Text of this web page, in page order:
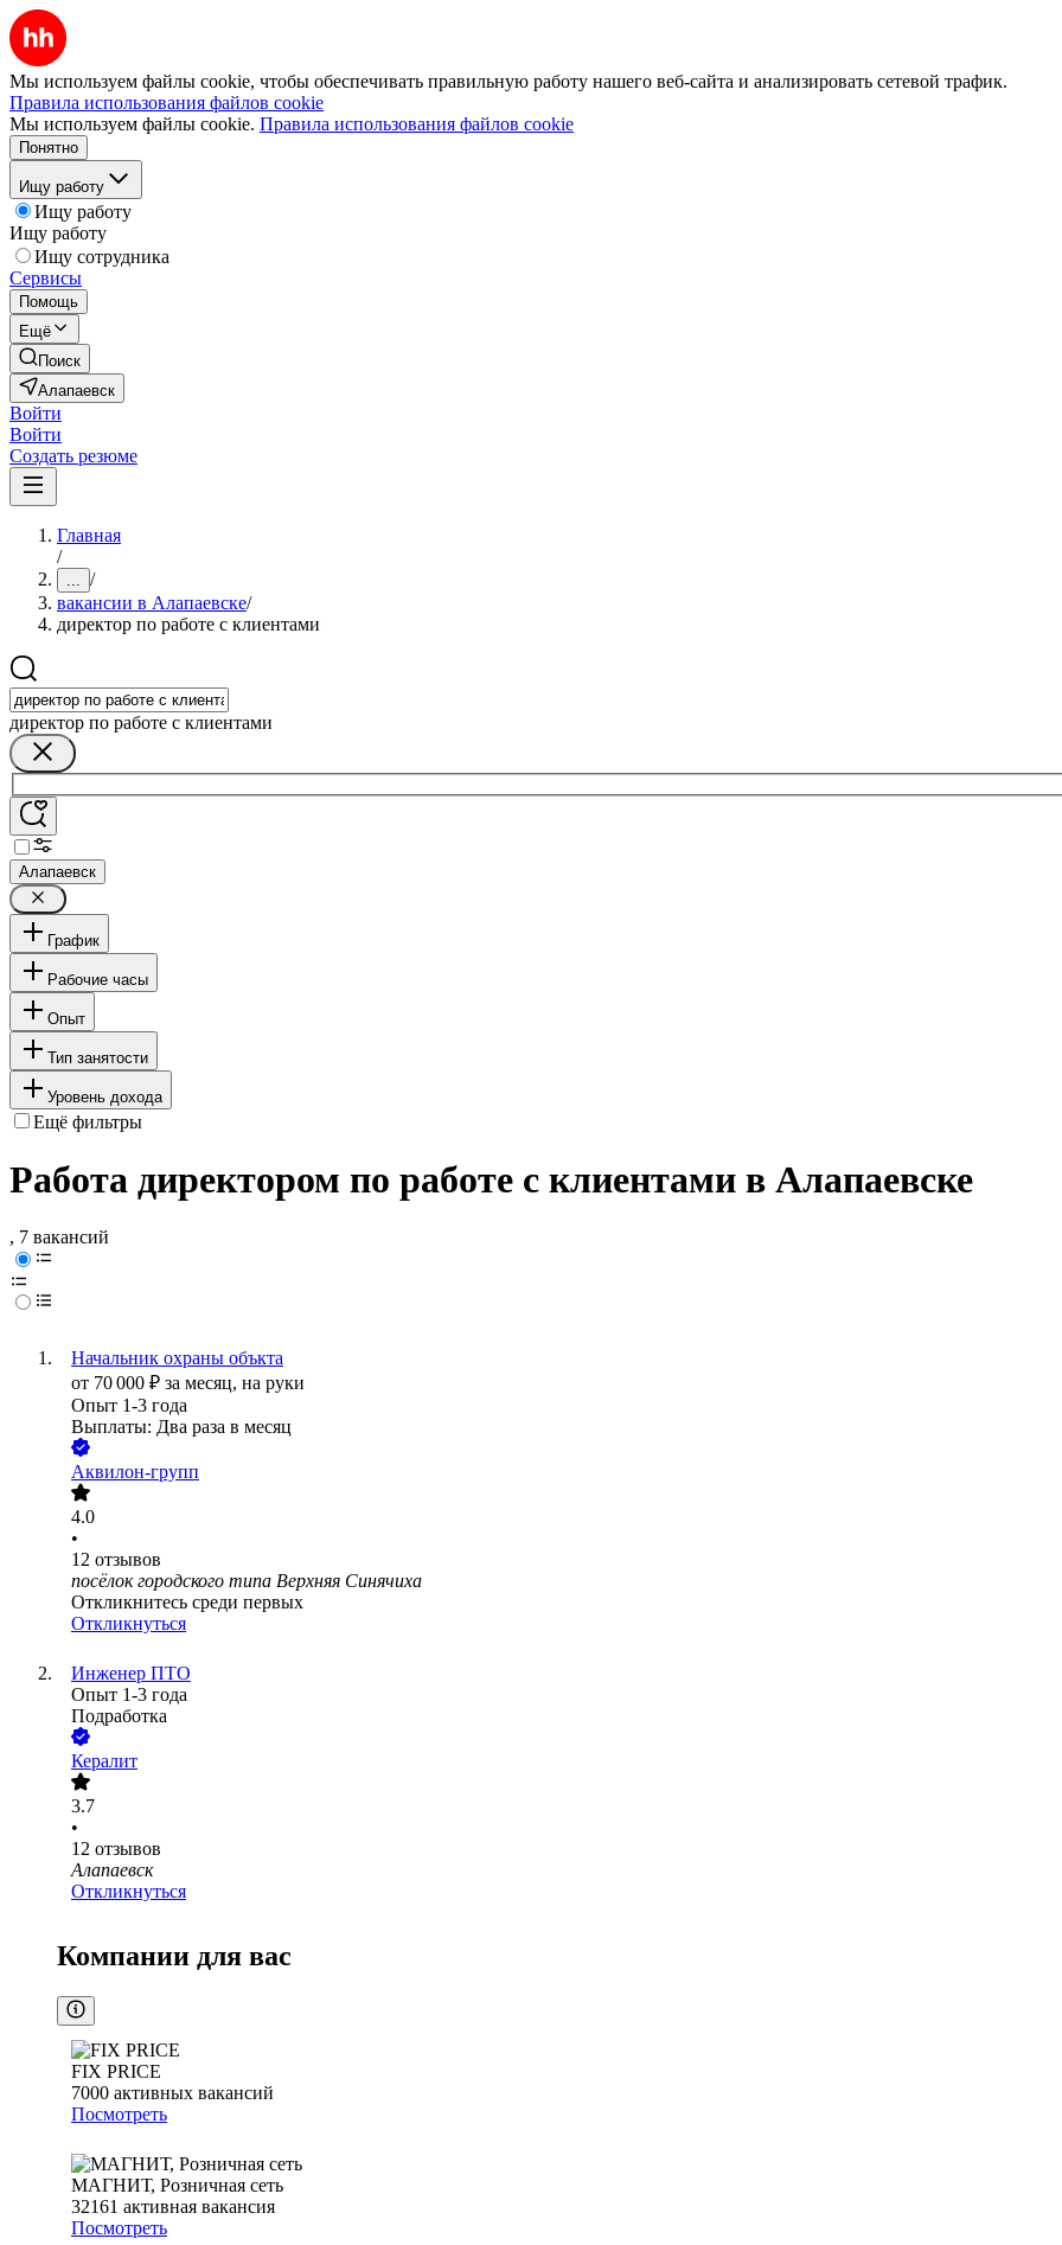
Мы используем файлы cookie, чтобы обеспечивать правильную работу нашего веб-сайта и анализировать сетевой трафик.
Правила использования файлов cookie
Мы используем файлы cookie. Правила использования файлов cookie
Понятно
Ищу работу
Ищу работу
Ищу работу
Ищу сотрудника
Сервисы
Помощь
Ещё
Поиск
Алапаевск
Войти
Войти
Создать резюме
Главная
/
... /
вакансии в Алапаевске/
директор по работе с клиентами
директор по работе с клиентами
Алапаевск
График
Рабочие часы
Опыт
Тип занятости
Уровень дохода
Ещё фильтры
Работа директором по работе с клиентами в Алапаевске
, 7 вакансий
Начальник охраны объкта
от 70 000 ₽ за месяц, на руки
Опыт 1-3 года
Выплаты: Два раза в месяц
Аквилон-групп
4.0
•
12 отзывов
посёлок городского типа Верхняя Синячиха
Откликнитесь среди первых
Откликнуться
Инженер ПТО
Опыт 1-3 года
Подработка
Кералит
3.7
•
12 отзывов
Алапаевск
Откликнуться
Компании для вас
FIX PRICE
7000 активных вакансий
Посмотреть
МАГНИТ, Розничная сеть
32161 активная вакансия
Посмотреть